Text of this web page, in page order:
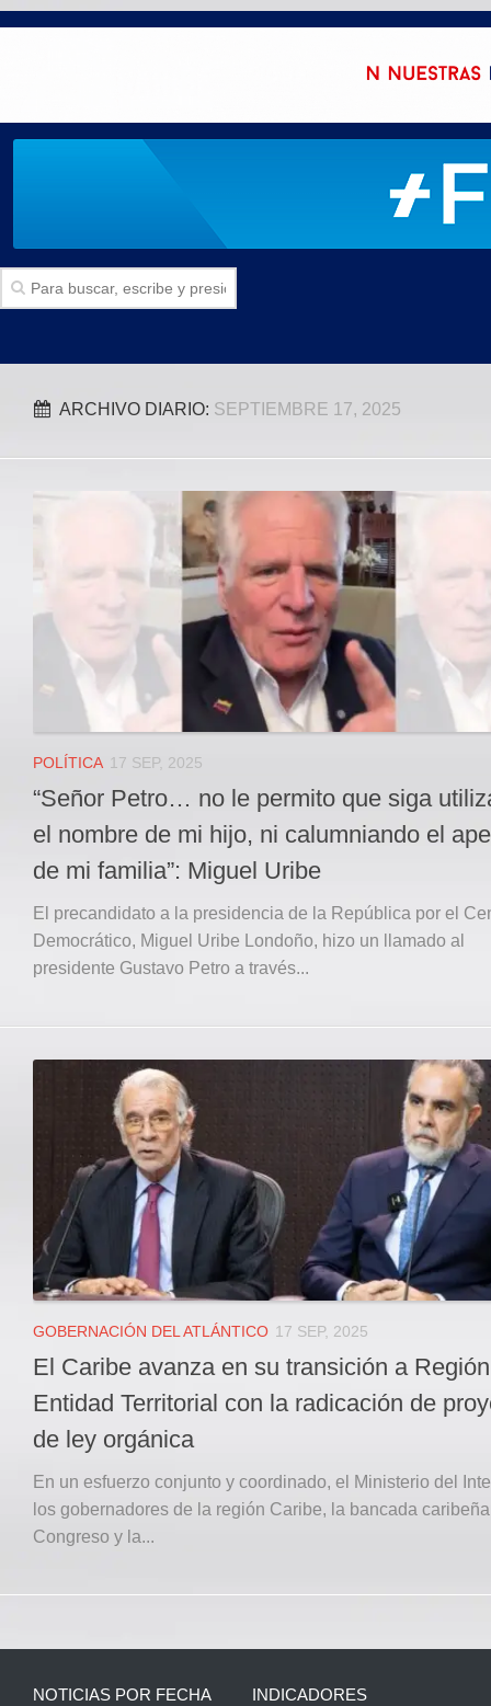
SECCIONES
Politica
ÁREA METROPOLITANA
DEPARTAMENTAL
Internacional
Registro ISSN: 2711-3299
ARCHIVO DIARIO: SEPTIEMBRE 17, 2025
POLÍTICA 17 SEP, 2025
“Señor Petro… no le permito que siga
el nombre de mi hijo, ni calumniando el
de mi familia”: Miguel Uribe
El precandidato a la presidencia de la República por el
Democrático, Miguel Uribe Londoño, hizo un llamado al
presidente Gustavo Petro a través...
GOBERNACIÓN DEL ATLÁNTICO 17 SEP, 2025
El Caribe avanza en su transición a Región
Entidad Territorial con la radicación de
de ley orgánica
En un esfuerzo conjunto y coordinado, el Ministerio del
los gobernadores de la región Caribe, la bancada
Congreso y la...
NOTICIAS POR FECHA INDICADORES